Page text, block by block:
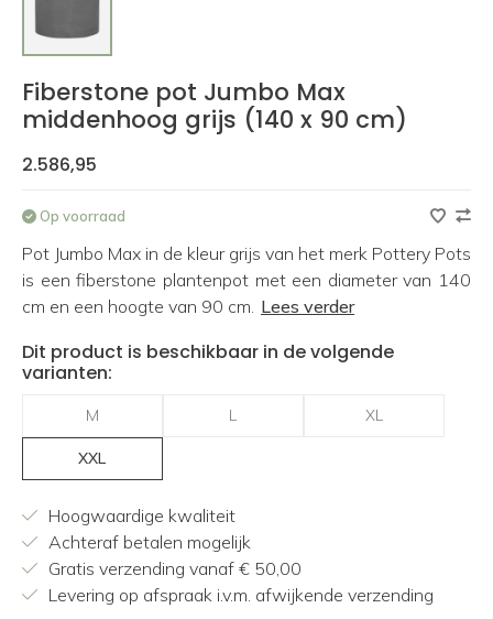
Fiberstone pot Jumbo Max
middenhoog grijs (140 x 90 cm)
2.586,95
Op voorraad
Pot Jumbo Max in de kleur grijs van het merk Pottery Pots
is een fiberstone plantenpot met een diameter van 140
cm en een hoogte van 90 cm. Lees verder
Dit product is beschikbaar in de volgende
varianten:
M L XL
XXL
Hoogwaardige kwaliteit
Achteraf betalen mogelijk
Gratis verzending vanaf € 50,00
Levering op afspraak i.v.m. afwijkende verzending